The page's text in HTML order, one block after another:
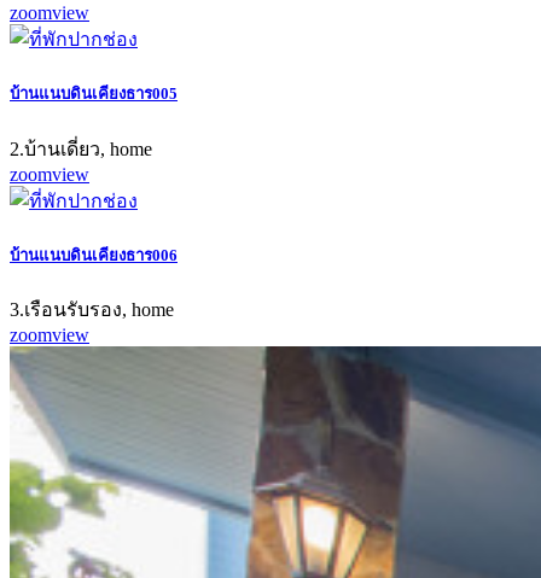
zoomview
บ้านแนบดินเคียงธาร005
2.บ้านเดี่ยว, home
zoomview
บ้านแนบดินเคียงธาร006
3.เรือนรับรอง, home
zoomview